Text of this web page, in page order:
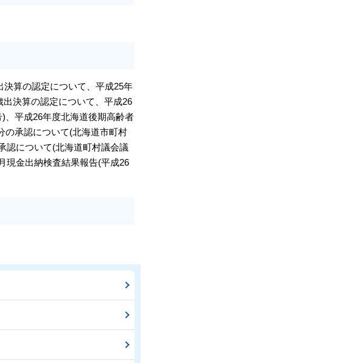
算の認定について、平成25年
決算の認定について、平成26
、平成26年度北海道後期高齢者
の承認について(北海道市町村
認について(北海道町村議会議
現金出納検査結果報告(平成26